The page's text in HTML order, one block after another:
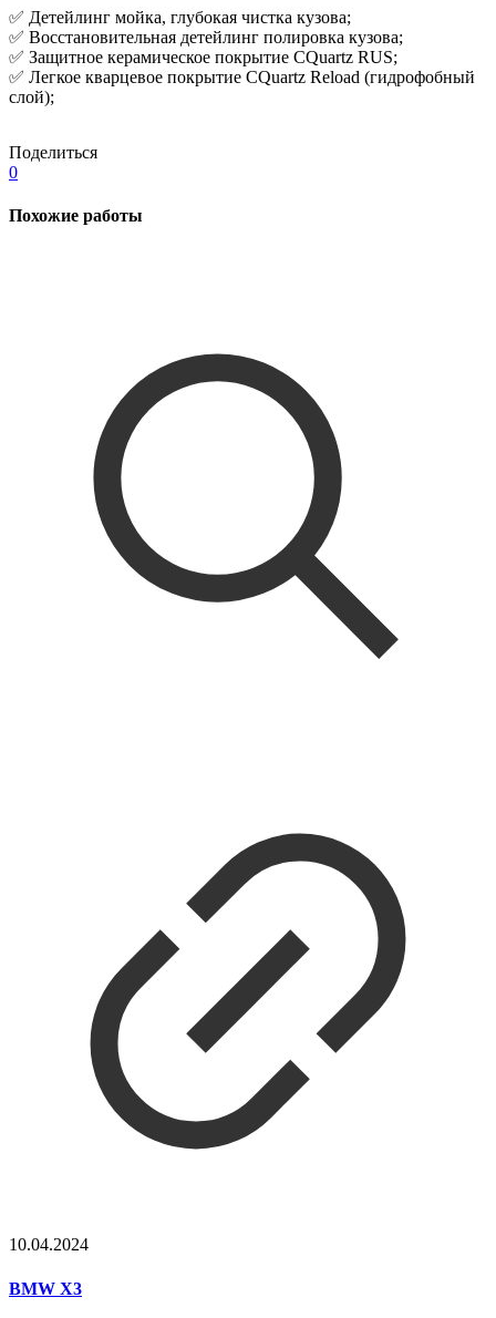
✅ Детейлинг мойка, глубокая чистка кузова;
✅ Восстановительная детейлинг полировка кузова;
✅ Защитное керамическое покрытие CQuartz RUS;
✅ Легкое кварцевое покрытие CQuartz Reload (гидрофобный
слой);
Поделиться
0
Похожие работы
10.04.2024
BMW X3